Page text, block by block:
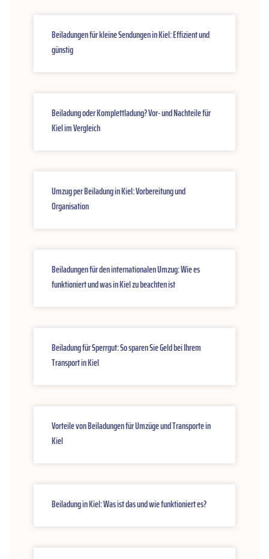
Beiladungen für kleine Sendungen in Kiel: Effizient und
günstig
Beiladung oder Komplettladung? Vor- und Nachteile für
Kiel im Vergleich
Umzug per Beiladung in Kiel: Vorbereitung und
Organisation
Beiladungen für den internationalen Umzug: Wie es
funktioniert und was in Kiel zu beachten ist
Beiladung für Sperrgut: So sparen Sie Geld bei Ihrem
Transport in Kiel
Vorteile von Beiladungen für Umzüge und Transporte in
Kiel
Beiladung in Kiel: Was ist das und wie funktioniert es?